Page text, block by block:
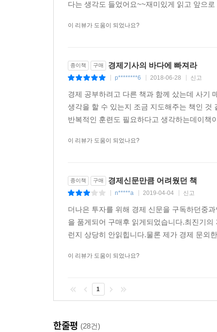
01 신문에 나오는 환율표를 읽어보자
02 경제기사에 자주 나오는 외환시장, 환율 알아보
03 상승/하락 환율의 수치감각 익히기
04 환율 상승/하락, 환차익/환차손 기사
05 대세 상승/대세 하락 환율시황/전망기사 보기
「여기서 잠깐」 환율과 금리의 관계, 국제 피셔효
08 논쟁기사, 외환보유고는 다다익선일까?
09 통화스왑, 외평채 발행 기사
「여기서 잠깐」 2010년을 왜 ‘소버린 리스크의 해
10 정부의 외환시장 개입 기사
「여기서 잠깐」 미국은 왜 SDR을 싫어할까?
13 핫머니를 막아라, 토빈세 기사
14 환율이 요동칠 때 자주 나오는 환헤지 기사
「특집」 우리나라 환율은 어떻게 변해왔나?
다는 생각도 들었어요~~재미있게 읽고 앞으
이 리뷰가 도움이 되었나요?
종이책 구매 경제기사의 바다에 빠져라
p********6 2018-06-28 신고
경제 공부하려고 다른 책과 함께 샀는데 사기
생각을 할 수 있는지 조금 지도해주는 책인 것
반복적인 훈련도 필요하다고 생각하는데이
이 리뷰가 도움이 되었나요?
종이책 구매 경제신문만큼 어려웠던 책
n*****a 2019-04-04 신고
더나은 투자를 위해 경제 신문을 구독하던중
을 품게되어 구매후 읽게되었습니다.최진기
런지 상당히 안읽힙니다.물론 제가 경제 문외
이 리뷰가 도움이 되었나요?
1
한줄평 (28건)